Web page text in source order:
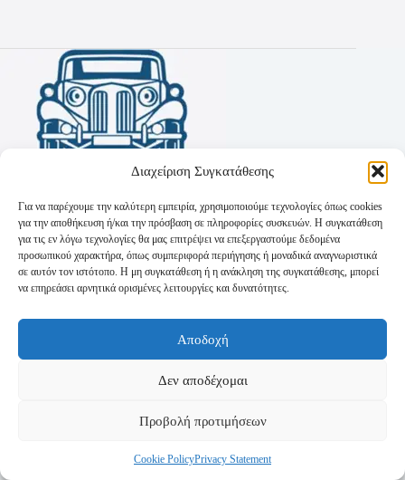
Διαχείριση Συγκατάθεσης
Για να παρέχουμε την καλύτερη εμπειρία, χρησιμοποιούμε τεχνολογίες όπως cookies
για την αποθήκευση ή/και την πρόσβαση σε πληροφορίες συσκευών. Η συγκατάθεση
για τις εν λόγω τεχνολογίες θα μας επιτρέψει να επεξεργαστούμε δεδομένα
προσωπικού χαρακτήρα, όπως συμπεριφορά περιήγησης ή μοναδικά αναγνωριστικά
σε αυτόν τον ιστότοπο. Η μη συγκατάθεση ή η ανάκληση της συγκατάθεσης, μπορεί
να επηρεάσει αρνητικά ορισμένες λειτουργίες και δυνατότητες.
Αποδοχή
Δεν αποδέχομαι
Προβολή προτιμήσεων
Cookie PolicyPrivacy Statement
Πολιτική Απορρήτου
Τρόποι Αποστολής
Τρόποι Πληρωμής